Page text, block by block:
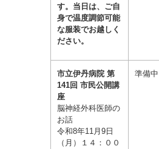
す。当日は、ご自
身で温度調節可能
な服装でお越しく
ださい。
市立伊丹病院 第
141回 市民公開講
座
脳神経外科医師の
お話
令和8年11月9日
（月）１４：００
準備中